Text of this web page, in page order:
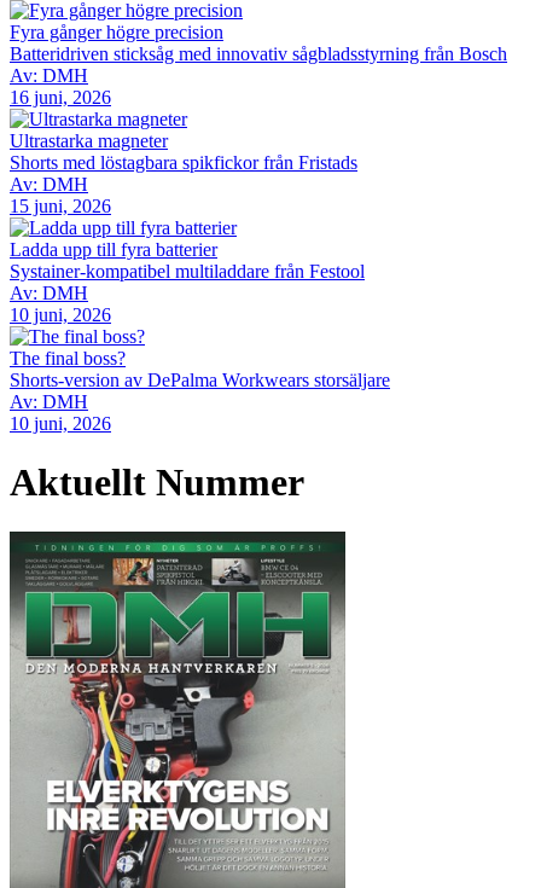
Fyra gånger högre precision
Batteridriven sticksåg med innovativ sågbladsstyrning från Bosch
Av: DMH
16 juni, 2026
Ultrastarka magneter
Shorts med löstagbara spikfickor från Fristads
Av: DMH
15 juni, 2026
Ladda upp till fyra batterier
Systainer-kompatibel multiladdare från Festool
Av: DMH
10 juni, 2026
The final boss?
Shorts-version av DePalma Workwears storsäljare
Av: DMH
10 juni, 2026
Aktuellt Nummer